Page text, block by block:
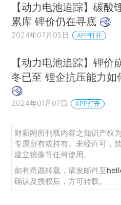
【动力电池追踪】碳酸
累库 锂价仍在寻底
2024年07月05日 APP打开
【动力电池追踪】锂价
冬已至 锂企抗压能力如
2024年01月07日 APP打开
财新网所刊载内容之知识产权
专属所有或持有。未经许可，
建立镜像等任何使用。
如有意愿转载，请发邮件至
确认及授权后，方可转载。